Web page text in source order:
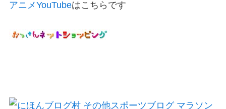
アニメYouTubeはこちらです